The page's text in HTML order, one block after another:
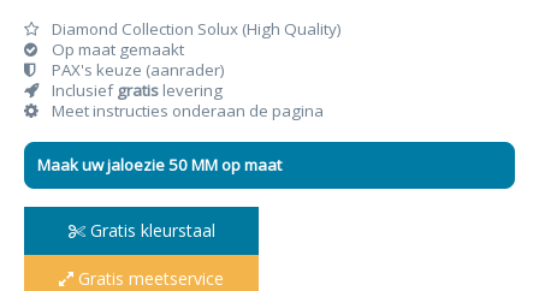
Diamond Collection Solux (High Quality)
Op maat gemaakt
PAX's keuze (aanrader)
Inclusiefgratis levering
Meet instructies onderaan de pagina
Maak uw jaloezie 50 MM op maat
Gratis kleurstaal
Gratis meetservice